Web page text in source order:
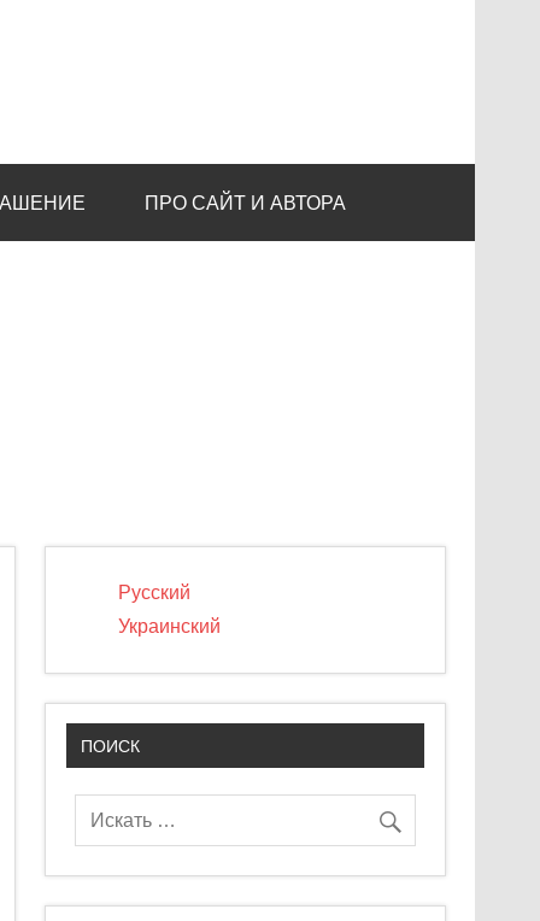
ПРО САЙТ И АВТОРА
Русский
Украинский
ПОИСК